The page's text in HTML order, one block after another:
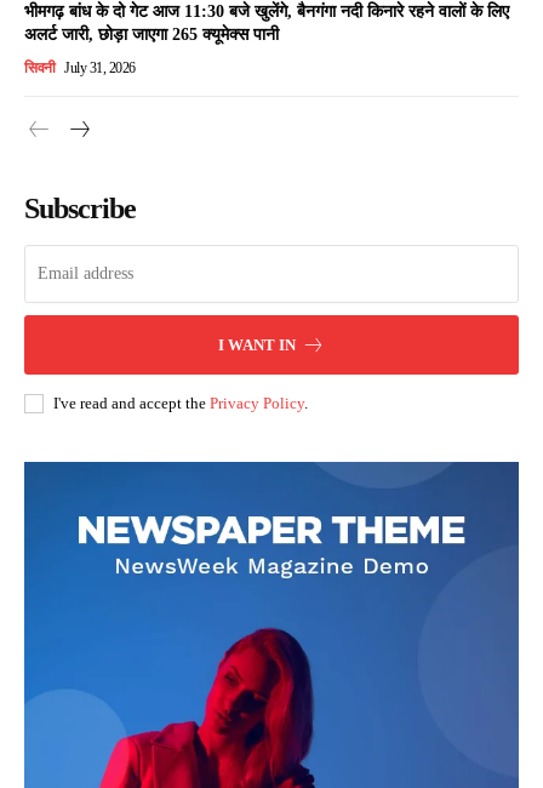
भीमगढ़ बांध के दो गेट आज 11:30 बजे खुलेंगे, बैनगंगा नदी किनारे रहने वालों के लिए
अलर्ट जारी, छोड़ा जाएगा 265 क्यूमेक्स पानी
सिवनी July 31, 2026
Subscribe
I WANT IN
I've read and accept the Privacy Policy.